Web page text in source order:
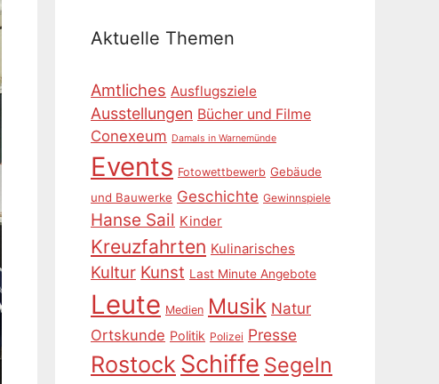
Aktuelle Themen
Amtliches Ausflugsziele
Ausstellungen Bücher und Filme
Conexeum Damals in Warnemünde
Events Fotowettbewerb Gebäude
und Bauwerke Geschichte Gewinnspiele
Hanse Sail Kinder
Kreuzfahrten Kulinarisches
Kultur Kunst Last Minute Angebote
Leute Medien Musik Natur
Ortskunde Politik Polizei Presse
Rostock Schiffe Segeln